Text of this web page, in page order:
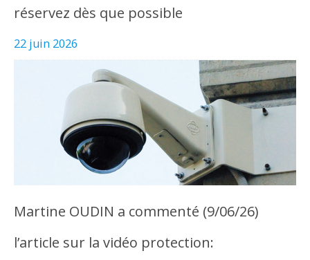
réservez dès que possible
22 juin 2026
Martine OUDIN a commenté (9/06/26)
l’article sur la vidéo protection: